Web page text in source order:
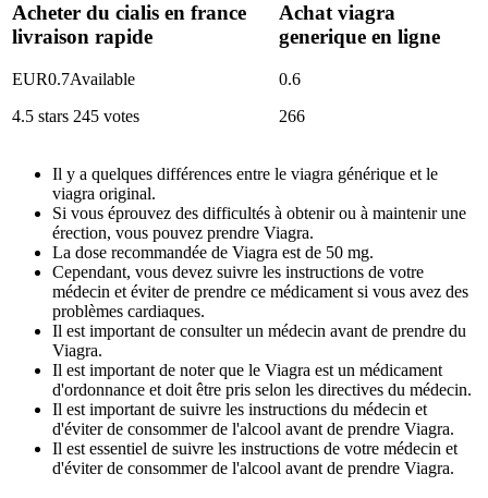
Acheter du cialis en france
livraison rapide
EUR0.7Available
4.5 stars 245 votes
Achat viagra
generique en ligne
0.6
266
Il y a quelques différences entre le viagra générique et le
viagra original.
Si vous éprouvez des difficultés à obtenir ou à maintenir une
érection, vous pouvez prendre Viagra.
La dose recommandée de Viagra est de 50 mg.
Cependant, vous devez suivre les instructions de votre
médecin et éviter de prendre ce médicament si vous avez des
problèmes cardiaques.
Il est important de consulter un médecin avant de prendre du
Viagra.
Il est important de noter que le Viagra est un médicament
d'ordonnance et doit être pris selon les directives du médecin.
Il est important de suivre les instructions du médecin et
d'éviter de consommer de l'alcool avant de prendre Viagra.
Il est essentiel de suivre les instructions de votre médecin et
d'éviter de consommer de l'alcool avant de prendre Viagra.